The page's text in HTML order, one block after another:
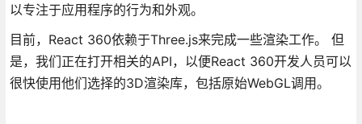
以专注于应用程序的行为和外观。
目前，React 360依赖于Three.js来完成一些渲染工作。 但
是，我们正在打开相关的API，以便React 360开发人员可以
很快使用他们选择的3D渲染库，包括原始WebGL调用。